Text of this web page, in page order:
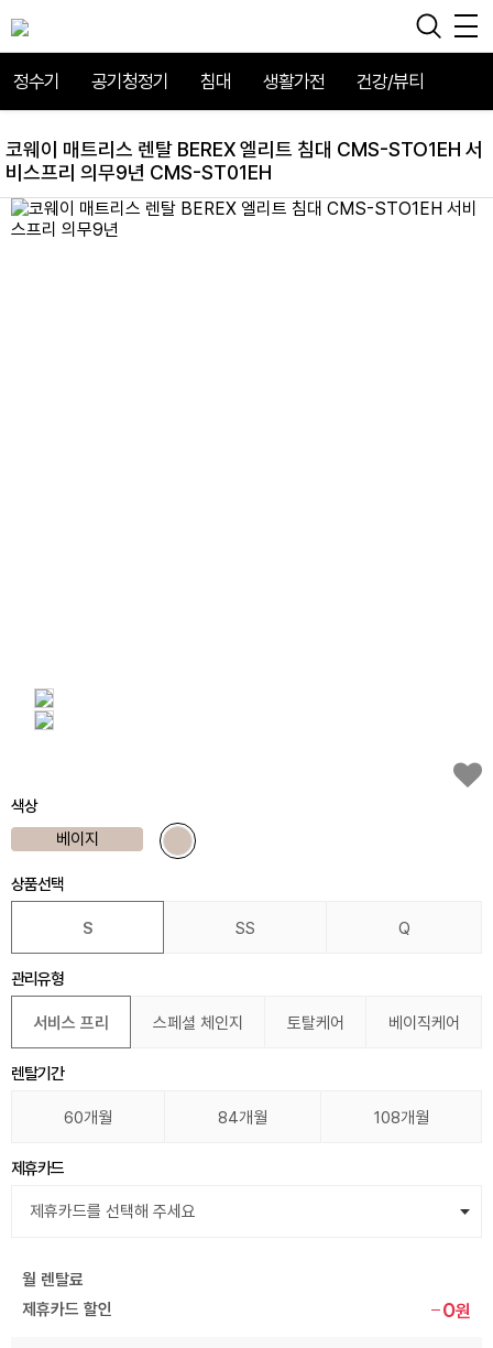
정수기 공기청정기 침대 생활가전 건강/뷰티
코웨이 매트리스 렌탈 BEREX 엘리트 침대 CMS-STO1EH 서
비스프리 의무9년 CMS-ST01EH
색상
베이지
상품선택
S SS Q
관리유형
서비스 프리 스페셜 체인지 토탈케어 베이직케어
렌탈기간
60개월 84개월 108개월
제휴카드
월 렌탈료
제휴카드 할인
0원